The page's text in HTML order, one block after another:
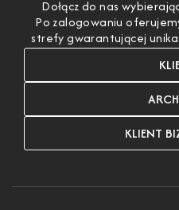
Dołącz do nas
Po zalogowaniu
strefy gwarantującej
KLIENT